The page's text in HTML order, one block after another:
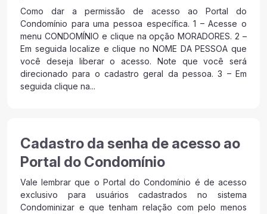
Como dar a permissão de acesso ao Portal do
Condomínio para uma pessoa específica. 1 – Acesse o
menu CONDOMÍNIO e clique na opção MORADORES. 2 –
Em seguida localize e clique no NOME DA PESSOA que
você deseja liberar o acesso. Note que você será
direcionado para o cadastro geral da pessoa. 3 – Em
seguida clique na...
Cadastro da senha de acesso ao
Portal do Condomínio
Vale lembrar que o Portal do Condomínio é de acesso
exclusivo para usuários cadastrados no sistema
Condominizar e que tenham relação com pelo menos